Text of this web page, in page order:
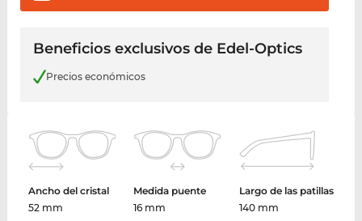
Beneficios exclusivos de Edel-Optics
Precios económicos
Ancho del cristal
52 mm
Medida puente
16 mm
Largo de las patillas
140 mm